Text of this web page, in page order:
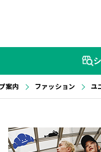
案内 ファッション ユ